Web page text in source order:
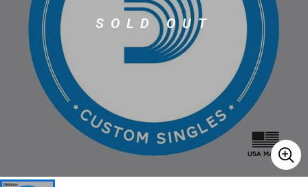
キーボード
管楽器 その他楽器
エフェクター
SOLD OUT